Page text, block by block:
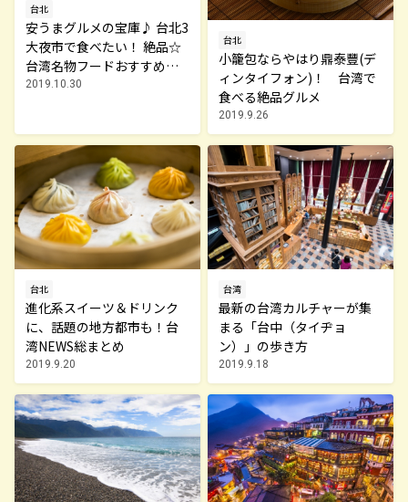
台北
安うまグルメの宝庫♪ 台北3
大夜市で食べたい！ 絶品☆
台湾名物フードおすすめは
コレ
2019.10.30
台北
小籠包ならやはり鼎泰豐(デ
ィンタイフォン)！ 台湾で
食べる絶品グルメ
2019.9.26
台北
進化系スイーツ＆ドリンク
に、話題の地方都市も！台
湾NEWS総まとめ
2019.9.20
台湾
最新の台湾カルチャーが集
まる「台中（タイヂョ
ン）」の歩き方
2019.9.18